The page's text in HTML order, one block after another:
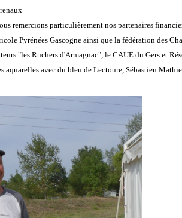
remercions particulièrement nos partenaires
Pyrénées Gascogne ainsi que la fédération des
"les Ruchers d'Armagnac", le CAUE du Gers et
aquarelles avec du bleu de Lectoure, Sébastien